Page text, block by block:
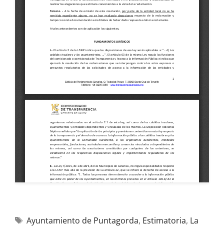
Ayuntamiento de Puntagorda, Estimatoria, La